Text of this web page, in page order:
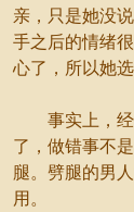
亲，只是她没
手之后的情绪
心了，所以她选
事实上，经
了，做错事不
腿。劈腿的男
用。